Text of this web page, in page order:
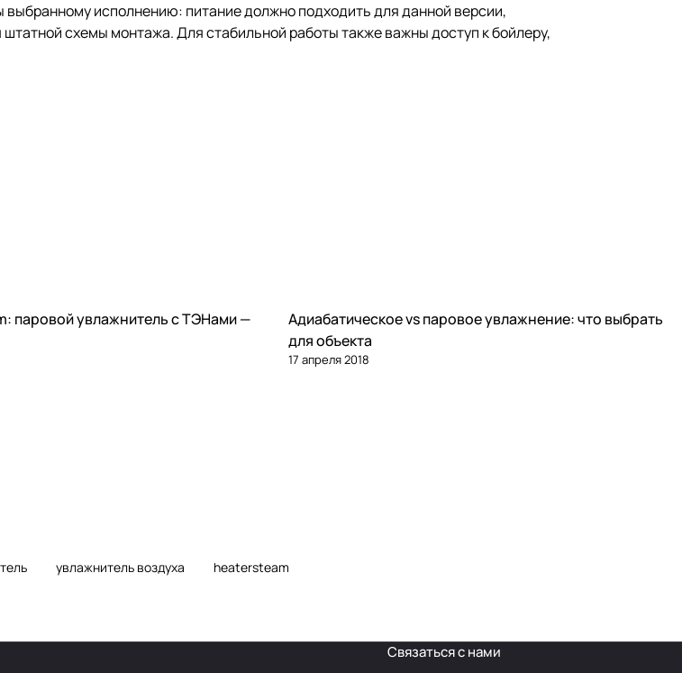
исполнению: питание должно подходить для данной версии,
схемы монтажа. Для стабильной работы также важны доступ к бойлеру,
паровой увлажнитель с ТЭНами —
Увлажнение
Адиабатическое vs паровое увлажнение: что выбрать
для объекта
17 апреля 2018
увлажнитель воздуха heatersteam
Связаться с нами